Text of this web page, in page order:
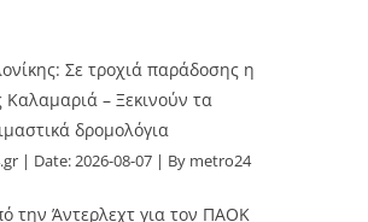
Σε τροχιά παράδοσης η
– Ξεκινούν τα
δρομολόγια
Date: 2026-08-07 By metro24
την Άντερλεχτ για τον ΠΑΟΚ